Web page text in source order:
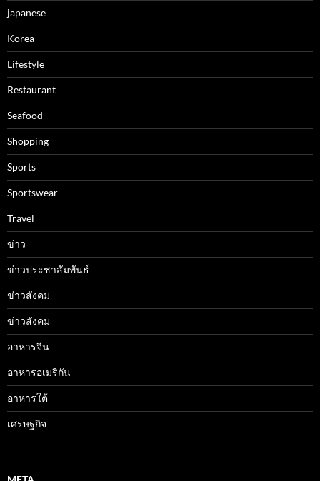
japanese
Korea
Lifestyle
Restaurant
Seafood
Shopping
Sports
Sportswear
Travel
ข่าว
ข่าวประชาสัมพันธ์
ข่าวสังคม
ข่าวสังคม
อาหารจีน
อาหารอเมริกัน
อาหารใต้
เศรษฐกิจ